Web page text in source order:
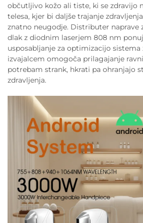
občutljivo kožo ali tiste, ki se zdravijo
telesa, kjer bi daljše trajanje
znatno neugodje. Distributer naprave
dlak z diodnim laserjem 808 nm
usposabljanje za optimizacijo sistema
izvajalcem omogoča prilagajanje
potrebam strank, hkrati pa ohranjajo
zdravljenja.